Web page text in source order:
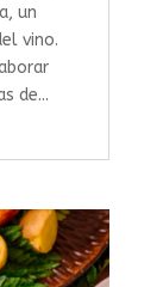
un
vino.
de...